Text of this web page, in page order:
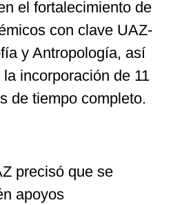
el fortalecimiento de
con clave UAZ-
y Antropología, así
incorporación de 11
de tiempo completo.
precisó que se
apoyos